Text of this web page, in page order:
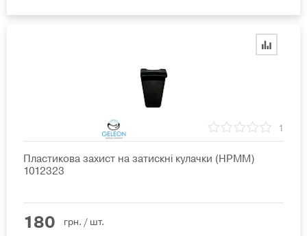
1
Пластикова захист на затискні кулачки (НРММ)
1012323
180 грн. / шт.